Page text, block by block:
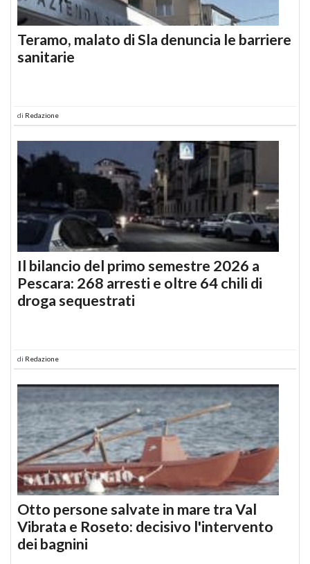
Teramo, malato di Sla denuncia le barriere
sanitarie
di Redazione
Il bilancio del primo semestre 2026 a
Pescara: 268 arresti e oltre 64 chili di
droga sequestrati
di Redazione
Otto persone salvate in mare tra Val
Vibrata e Roseto: decisivo l'intervento
dei bagnini